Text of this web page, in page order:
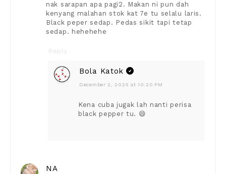
nak sarapan apa pagi2. Makan ni pun dah
kenyang malahan stok kat 7e tu selalu laris.
Black peper sedap. Pedas sikit tapi tetap
sedap. hehehehe
Reply
Bola Katok
December 2, 2025 at 10:20 PM
Kena cuba jugak lah nanti perisa
black pepper tu. 😄
NA